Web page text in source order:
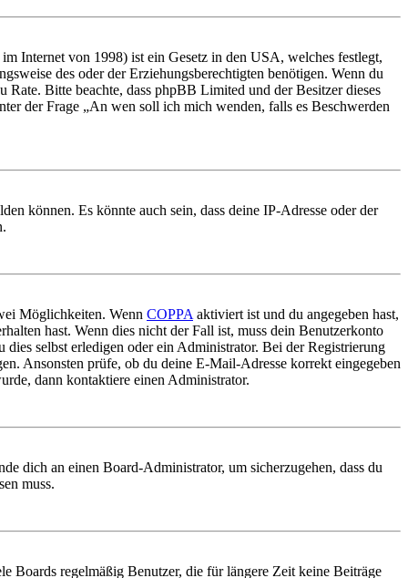
Internet von 1998) ist ein Gesetz in den USA, welches festlegt,
des oder der Erziehungsberechtigten benötigen. Wenn du
Bitte beachte, dass phpBB Limited und der Besitzer dieses
der Frage „An wen soll ich mich wenden, falls es Beschwerden
können. Es könnte auch sein, dass deine IP-Adresse oder der
Möglichkeiten. Wenn COPPA aktiviert ist und du angegeben hast,
hast. Wenn dies nicht der Fall ist, muss dein Benutzerkonto
selbst erledigen oder ein Administrator. Bei der Registrierung
Ansonsten prüfe, ob du deine E-Mail-Adresse korrekt eingegeben
dann kontaktiere einen Administrator.
dich an einen Board-Administrator, um sicherzugehen, dass du
muss.
Boards regelmäßig Benutzer, die für längere Zeit keine Beiträge